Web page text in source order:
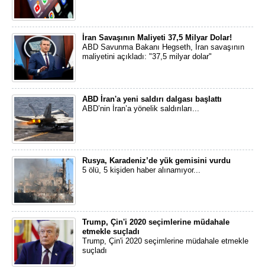
İran Savaşının Maliyeti 37,5 Milyar Dolar!
ABD Savunma Bakanı Hegseth, İran savaşının
maliyetini açıkladı: "37,5 milyar dolar"
ABD İran'a yeni saldırı dalgası başlattı
ABD’nin İran’a yönelik saldırıları...
Rusya, Karadeniz’de yük gemisini vurdu
5 ölü, 5 kişiden haber alınamıyor...
Trump, Çin'i 2020 seçimlerine müdahale
etmekle suçladı
Trump, Çin'i 2020 seçimlerine müdahale etmekle
suçladı